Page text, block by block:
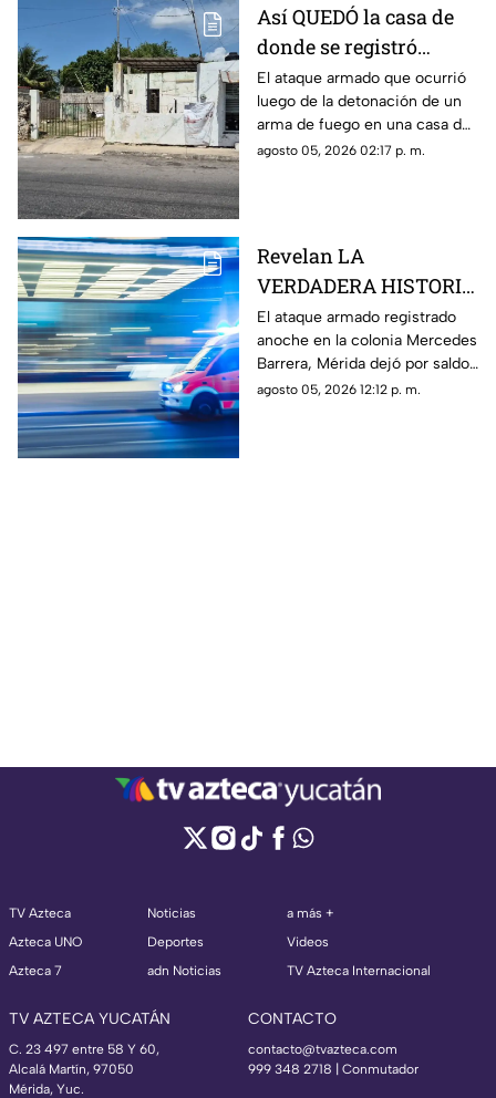
Así QUEDÓ la casa de
donde se registró
anoche ocurrió un
ATAQUE ARM4DO y
hombre bal3ado
El ataque armado que ocurrió
luego de la detonación de un
arma de fuego en una casa de
la colonia Mercedes Barrera,
agosto 05, 2026 02:17 p. m.
Revelan LA
VERDADERA HISTORIA
de lo que pasó anoche
en la Mercedes Barrera,
Mérida donde se
registró OTRO ATAQUE
El ataque armado registrado
anoche en la colonia Mercedes
Barrera, Mérida dejó por saldo
un hombre baleado y una
agosto 05, 2026 12:12 p. m.
TV Azteca
Azteca UNO
Azteca 7
Noticias
Deportes
adn Noticias
a más +
Videos
TV Azteca Internacional
TV AZTECA YUCATÁN
C. 23 497 entre 58 Y 60,
Alcalá Martín, 97050
Mérida, Yuc.
CONTACTO
contacto@tvazteca.com
999 348 2718 | Conmutador